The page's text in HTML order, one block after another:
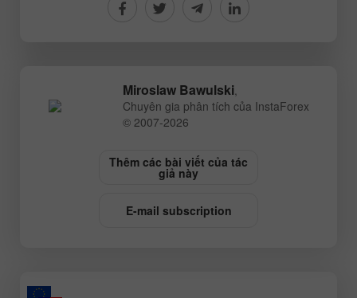
Miroslaw Bawulski,
Chuyên gia phân tích của InstaForex
© 2007-2026
Thêm các bài viết của tác
giả này
E-mail subscription